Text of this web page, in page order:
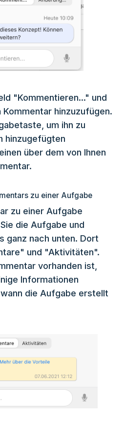
"Kommentieren..." und
Kommentar hinzuzufügen.
um ihn zu
hinzugefügten
über dem von Ihnen
zu einer Aufgabe
zu einer Aufgabe
die Aufgabe und
ganz nach unten. Dort
und "Aktivitäten".
vorhanden ist,
Informationen
die Aufgabe erstellt